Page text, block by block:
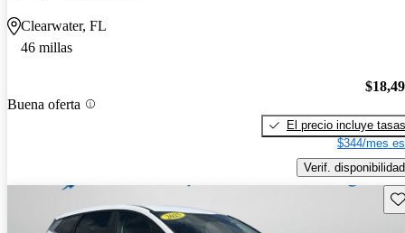
Clearwater, FL
46 millas
Buena oferta
El precio incluye tasas
$344/mes
Verif. disponibilidad